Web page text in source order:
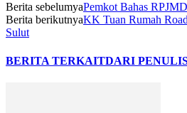
Berita sebelumyaPemkot Bahas
Berita berikutnyaKK Tuan Rumah
Sulut
BERITA TERKAITDARI